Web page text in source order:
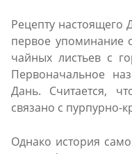
Рецепту настоящего
первое упоминание
чайных листьев с
Первоначальное
Дань. Считается,
связано с пурпурно-
Однако история